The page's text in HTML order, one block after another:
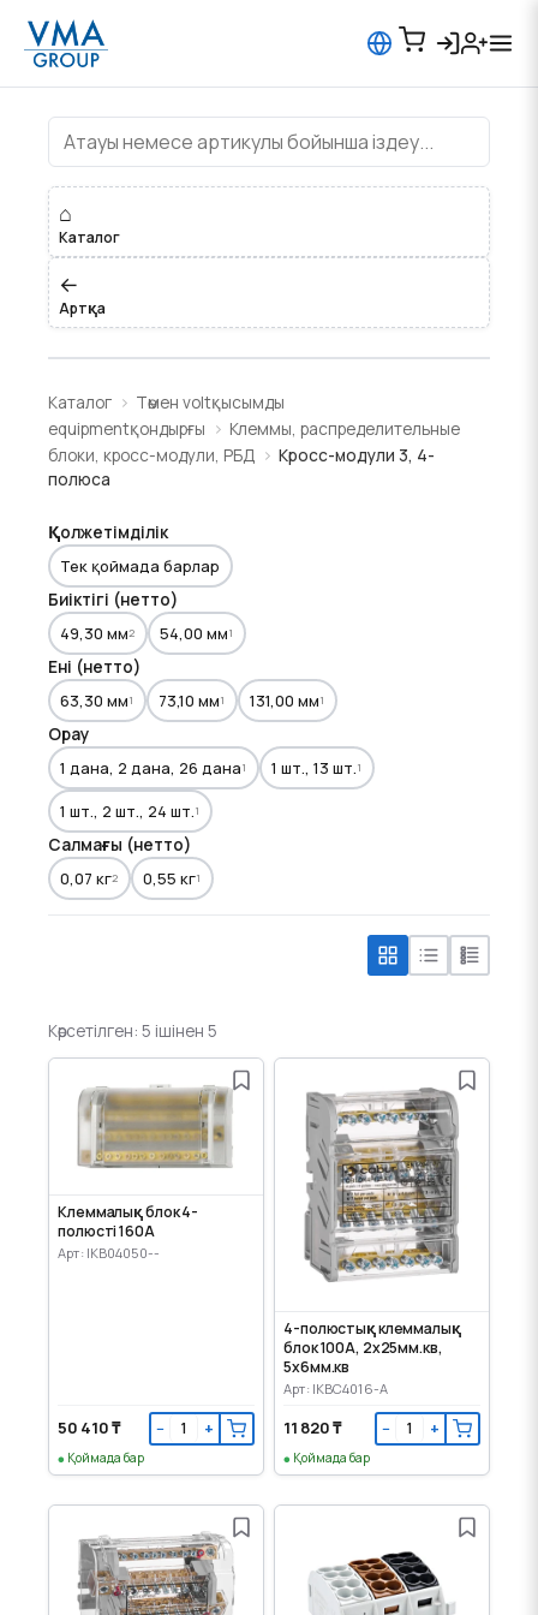
Кросс-модули 3, 4-полюса
⌂
Каталог
←
Артқа
Каталог
Төмен voltқысымды
equipmentқондырғы
Клеммы, распределительные
блоки, кросс-модули, РБД
Кросс-модули 3, 4-
полюса
Қолжетімділік
Тек қоймада барлар
Биіктігі (нетто)
49,30 мм2 54,00 мм1
Ені (нетто)
63,30 мм1 73,10 мм1 131,00 мм1
Орау
1 дана, 2 дана, 26 дана1 1 шт., 13 шт. 1
1 шт., 2 шт., 24 шт. 1
Салмағы (нетто)
0,07 кг2 0,55 кг1
Көрсетілген: 5 ішінен 5
Клеммалық блок 4-
полюсті 160А
Арт: IKB04050--
50 410 ₸ − +
Қоймада бар
4-полюстық клеммалық
блок 100А, 2х25мм.кв,
5х6мм.кв
Арт: IKBC4016-A
11 820 ₸ − +
Қоймада бар